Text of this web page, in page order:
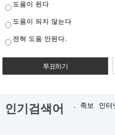
도움이 된다
도움이 되지 않는다
전혀 도움 안된다.
인기검색어 . 족보 인터